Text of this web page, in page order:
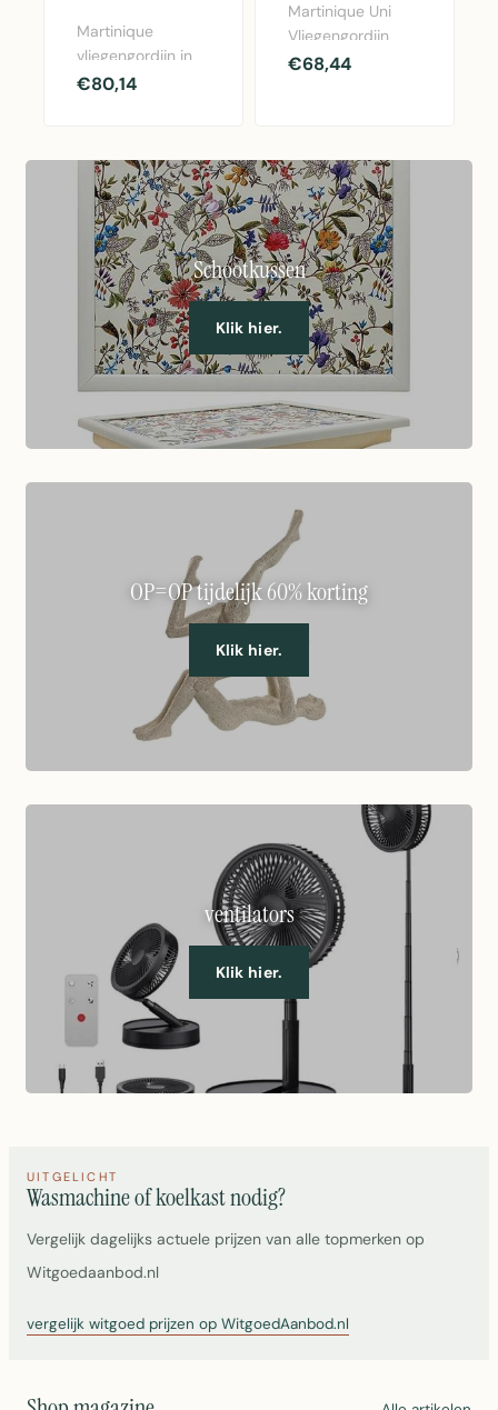
Martinique
vliegengordijn in
beige/wit,
met ..
€80,14
Martinique Uni
Vliegengordijn
zwart 90x210cm -
€68,44
Schootkussen
Klik hier.
OP=OP tijdelijk 60% korting
Klik hier.
ventilators
Klik hier.
UITGELICHT
Wasmachine of koelkast nodig?
Vergelijk dagelijks actuele prijzen van alle topmerken op
Witgoedaanbod.nl
vergelijk witgoed prijzen op WitgoedAanbod.nl